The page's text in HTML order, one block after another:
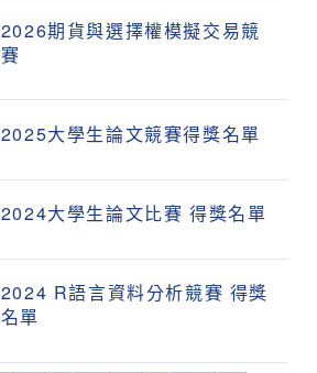
2026期貨與選擇權模擬交易競
賽
2025大學生論文競賽得獎名單
2024大學生論文比賽 得獎名單
2024 R語言資料分析競賽 得獎
名單